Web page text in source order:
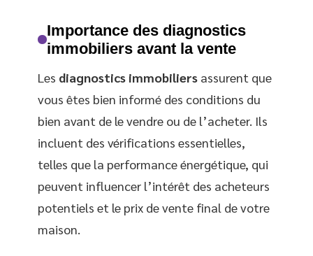
Importance des diagnostics
immobiliers avant la vente
Les diagnostics immobiliers assurent que
vous êtes bien informé des conditions du
bien avant de le vendre ou de l’acheter. Ils
incluent des vérifications essentielles,
telles que la performance énergétique, qui
peuvent influencer l’intérêt des acheteurs
potentiels et le prix de vente final de votre
maison.